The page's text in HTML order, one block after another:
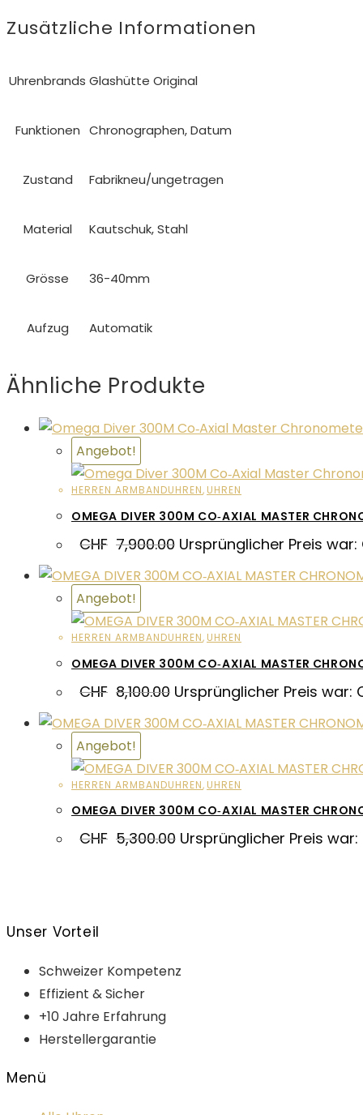
Zusätzliche Informationen
Uhrenbrands Glashütte Original
Funktionen Chronographen, Datum
Zustand Fabrikneu/ungetragen
Material Kautschuk, Stahl
Grösse 36-40mm
Aufzug Automatik
Ähnliche Produkte
Angebot!
HERREN ARMBANDUHREN, UHREN
OMEGA DIVER 300M CO‑AXIAL MASTER
CHF 7,900.00 Ursprünglicher Preis war:
Angebot!
HERREN ARMBANDUHREN, UHREN
OMEGA DIVER 300M CO‑AXIAL MASTER
CHF 8,100.00 Ursprünglicher Preis war:
Angebot!
HERREN ARMBANDUHREN, UHREN
OMEGA DIVER 300M CO‑AXIAL MASTER
CHF 5,300.00 Ursprünglicher Preis war:
Unser Vorteil
Schweizer Kompetenz
Effizient & Sicher
+10 Jahre Erfahrung
Herstellergarantie
Menü